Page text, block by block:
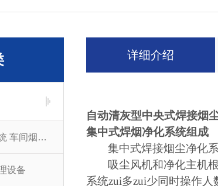
焊接烟尘处理系统 车间烟尘净化系统
设备
详细介绍
自动清灰型中央式焊接烟
集中式焊烟净化系统组成
集中式焊接烟尘净化
吸尘风机和净化主机
系统zui多zui少同时操作